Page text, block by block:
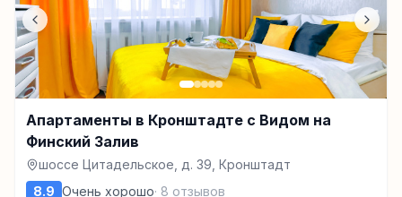
Апартаменты в Кронштадте с Видом на
Финский Залив
шоссе Цитадельское, д. 39, Кронштадт
8.9 Очень хорошо· 8 отзывов